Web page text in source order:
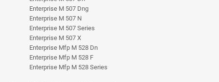
Enterprise M 507 Dng
Enterprise M 507 N
Enterprise M 507 Series
Enterprise M 507 X
Enterprise Mfp M 528 Dn
Enterprise Mfp M 528 F
Enterprise Mfp M 528 Series